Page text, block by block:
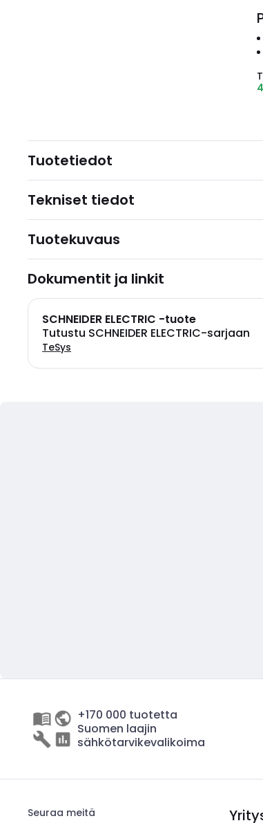
Tuotetiedot
Tekniset tiedot
Tuotekuvaus
Dokumentit ja linkit
SCHNEIDER ELECTRIC -tuote
Tutustu SCHNEIDER ELECTRIC-sarjaan
TeSys
+170 000 tuotetta
Suomen laajin
sähkötarvikevalikoima
Seuraa meitä